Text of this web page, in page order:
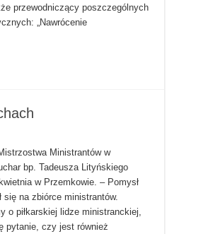
przewodniczący poszczególnych
„Nawrócenie
Ministrantów w
bp. Tadeusza Lityńskiego
w Przemkowie. – Pomysł
się na zbiórce ministrantów.
o piłkarskiej lidze ministranckiej,
pytanie, czy jest również